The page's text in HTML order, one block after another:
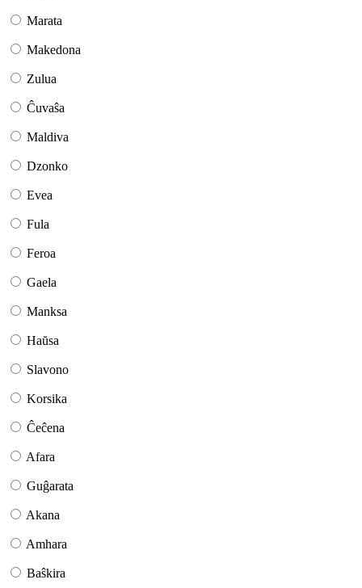
Marata
Makedona
Zulua
Ĉuvaŝa
Maldiva
Dzonko
Evea
Fula
Feroa
Gaela
Manksa
Haŭsa
Slavono
Korsika
Ĉeĉena
Afara
Guĝarata
Akana
Amhara
Baŝkira